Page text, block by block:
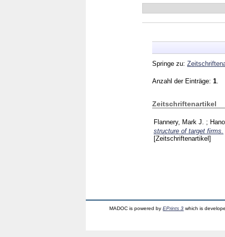
Springe zu:
Anzahl der Einträge: 1
Zeitschriftenartikel
Flannery, Mark J. ;
structure of target firms.
[Zeitschriftenartikel]
MADOC is powered byEPrints 3 which is